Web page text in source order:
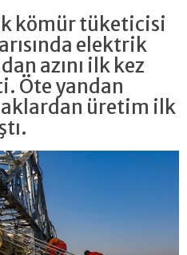
kömür tüketicisi
elektrik
azını ilk kez
Öte yandan
üretim ilk